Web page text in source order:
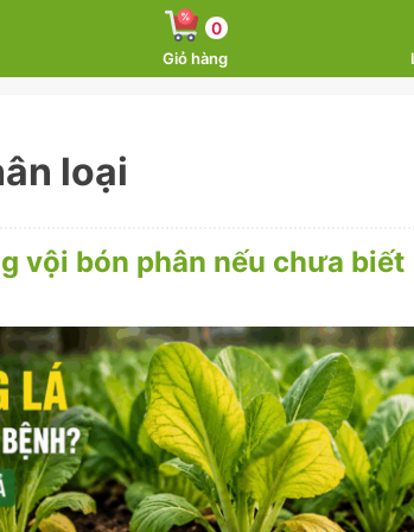
0
Giỏ hàng
loại
vội bón phân nếu chưa biết